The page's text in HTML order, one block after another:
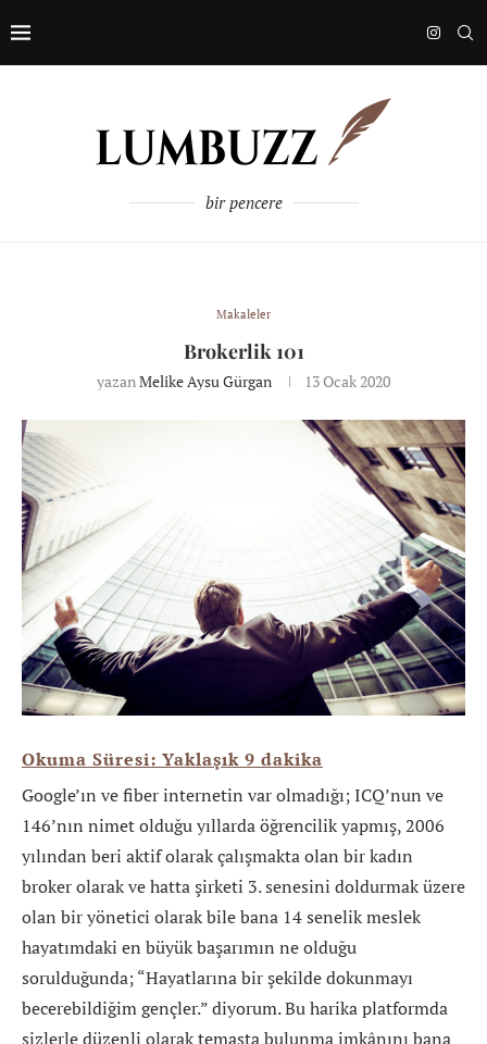
bir pencere
Makaleler
Brokerlik 101
yazanMelike Aysu Gürgan 13 Ocak 2020
Okuma Süresi: Yaklaşık 9 dakika
Google’ın ve fiber internetin var olmadığı; ICQ’nun ve
146’nın nimet olduğu yıllarda öğrencilik yapmış, 2006
yılından beri aktif olarak çalışmakta olan bir kadın
broker olarak ve hatta şirketi 3. senesini doldurmak üzere
olan bir yönetici olarak bile bana 14 senelik meslek
hayatımdaki en büyük başarımın ne olduğu
sorulduğunda;“Hayatlarına bir şekilde dokunmayı
becerebildiğim gençler.” diyorum. Bu harika platformda
sizlerle düzenli olarak temasta bulunma imkânını bana